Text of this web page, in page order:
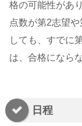
格の可能性があ
点数が第2志望
しても、すでに
は、合格になら
日程